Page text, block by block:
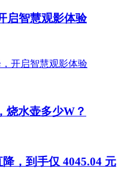
启智慧观影体验
烧水壶多少W？
，到手仅 4045.04 元